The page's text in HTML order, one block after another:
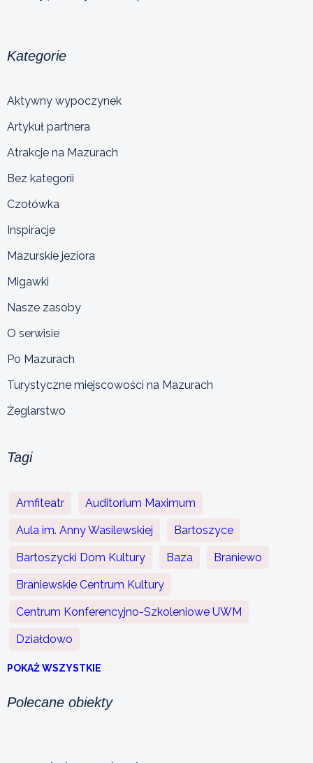
Kategorie
Aktywny wypoczynek
Artykuł partnera
Atrakcje na Mazurach
Bez kategorii
Czołówka
Inspiracje
Mazurskie jeziora
Migawki
Nasze zasoby
O serwisie
Po Mazurach
Turystyczne miejscowości na Mazurach
Żeglarstwo
Tagi
Amfiteatr Auditorium Maximum
Aula im. Anny Wasilewskiej Bartoszyce
Bartoszycki Dom Kultury Baza Braniewo
Braniewskie Centrum Kultury
Centrum Konferencyjno-Szkoleniowe UWM
Działdowo
POKAŻ WSZYSTKIE
Polecane obiekty